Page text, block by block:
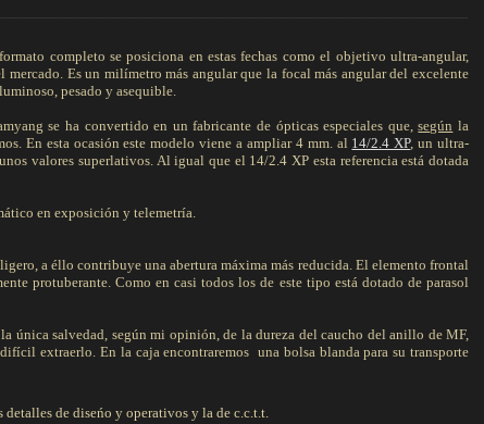
completo se posiciona en estas fechas como el objetivo ultra-angular,
Es un milímetro más angular que la focal más angular del excelente
pesado y asequible.
se ha convertido en un fabricante de ópticas especiales que,según la
En esta ocasión este modelo viene a ampliar 4 mm. al 14/2.4 XP, un ultra-
valores superlativos. Al igual que el 14/2.4 XP esta referencia está dotada
en exposición y telemetría.
a éllo contribuye una abertura máxima más reducida. El elemento frontal
protuberante. Como en casi todos los de este tipo está dotado de parasol
única salvedad, según mi opinión, de la dureza del caucho del anillo de MF,
extraerlo. En la caja encontraremos una bolsa blanda para su transporte
de diseńo y operativos y la de c.c.t.t.